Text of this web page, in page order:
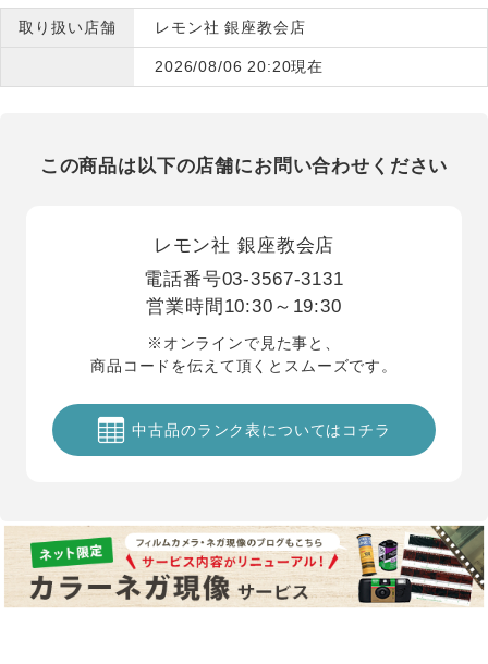
取り扱い店舗 レモン社 銀座教会店
2026/08/06 20:20現在
この商品は以下の店舗にお問い合わせください
レモン社 銀座教会店
電話番号03-3567-3131
営業時間 10:30～19:30
※オンラインで見た事と、
商品コードを伝えて頂くとスムーズです。
中古品のランク表についてはコチラ